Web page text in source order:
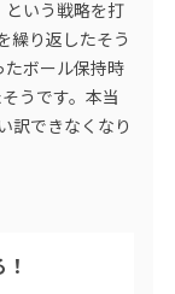
という戦略を打
繰り返したそう
ボール保持時
うです。本当
訳できなくなり